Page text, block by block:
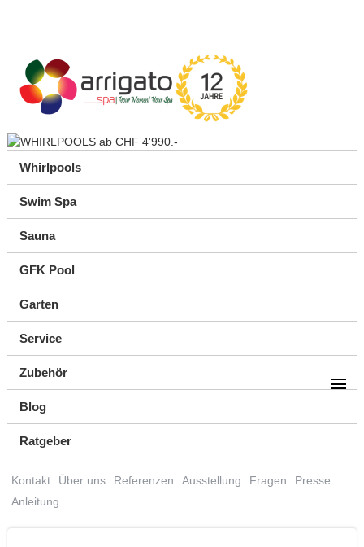
Whirlpools
Swim Spa
Sauna
GFK Pool
Garten
Service
Zubehör
Blog
Ratgeber
Kontakt Über uns Referenzen Ausstellung Fragen
Presse
Anleitung